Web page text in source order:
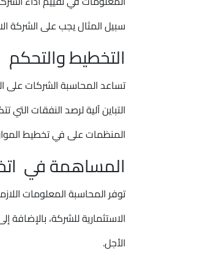
سبيل المثال يجب على الشركة
التخطيط والتحكم
تساعد المحاسبة الشركات على
التباين آلية لرصد النفقات
المنظمات على في تخطيط
المساهمة في
توفر المحاسبة المعلومات
الاستثمارية للشركة،
الأجل.